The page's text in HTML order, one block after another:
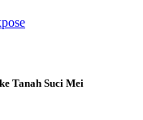
Tanah Suci Mei